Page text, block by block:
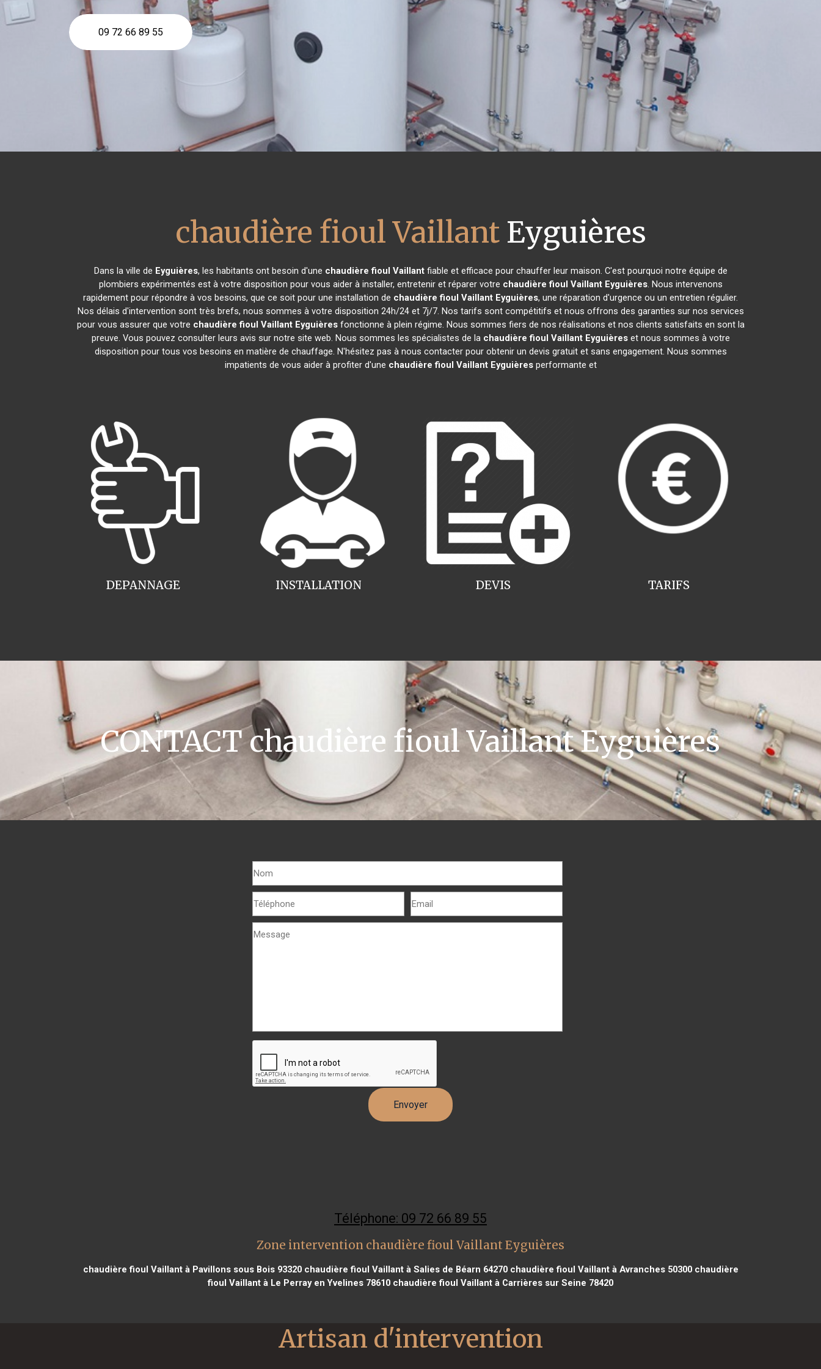
09 72 66 89 55
chaudière fioul VaillantEyguières
Dans la ville de Eyguières, les habitants ont besoin d'une chaudière fioul Vaillantfiable et efficace pour chauffer leur maison. C'est pourquoi notre équipe de
plombiers expérimentés est à votre disposition pour vous aider à installer, entretenir et réparer votre chaudière fioul Vaillant Eyguières. Nous intervenons
rapidement pour répondre à vos besoins, que ce soit pour une installation de chaudière fioul Vaillant Eyguières, une réparation d'urgence ou un entretien régulier.
Nos délais d'intervention sont très brefs, nous sommes à votre disposition 24h/24 et 7j/7. Nos tarifs sont compétitifs et nous offrons des garanties sur nos services
pour vous assurer que votre chaudière fioul Vaillant Eyguièresfonctionne à plein régime. Nous sommes fiers de nos réalisations et nos clients satisfaits en sont la
preuve. Vous pouvez consulter leurs avis sur notre site web. Nous sommes les spécialistes de la chaudière fioul Vaillant Eyguièreset nous sommes à votre
disposition pour tous vos besoins en matière de chauffage. N'hésitez pas à nous contacter pour obtenir un devis gratuit et sans engagement. Nous sommes
impatients de vous aider à profiter d'une chaudière fioul Vaillant Eyguièresperformante et
INSTALLATION
DEPANNAGE TARIFS
DEVIS
CONTACT chaudière fioul Vaillant Eyguières
Téléphone: 09 72 66 89 55
Zone intervention chaudière fioul Vaillant Eyguières
chaudière fioul Vaillant à Pavillons sous Bois 93320chaudière fioul Vaillant à Salies de Béarn 64270chaudière fioul Vaillant à Avranches 50300chaudière
fioul Vaillant à Le Perray en Yvelines 78610 chaudière fioul Vaillant à Carrières sur Seine 78420
Artisan d'intervention